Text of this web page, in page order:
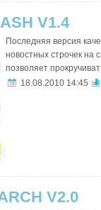
V1.4
Последняя версия
новостных строчек на
позволяет
18.08.2010 14:45
V2.0